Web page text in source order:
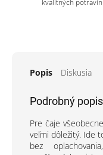
kvalitných potravín.
Popis Diskusia
Podrobný popis
Pre čaje
veľmi dôležitý. Ide
bez